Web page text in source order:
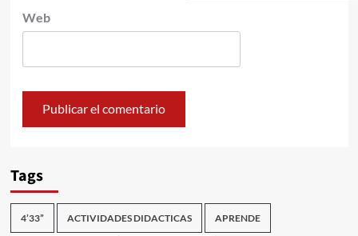
Web
Tags
4’33” ACTIVIDADES DIDACTICAS APRENDE